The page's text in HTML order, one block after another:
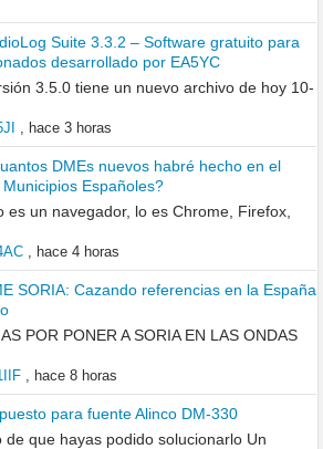
Suite 3.3.2 – Software gratuito para
desarrollado por EA5YC
3.5.0 tiene un nuevo archivo de hoy 10-
hace 3 horas
DMEs nuevos habré hecho en el
Españoles?
es un navegador, lo es Chrome, Firefox,
, hace 4 horas
SORIA: Cazando referencias en la España
POR PONER A SORIA EN LAS ONDAS
, hace 8 horas
para fuente Alinco DM-330
de que hayas podido solucionarlo Un